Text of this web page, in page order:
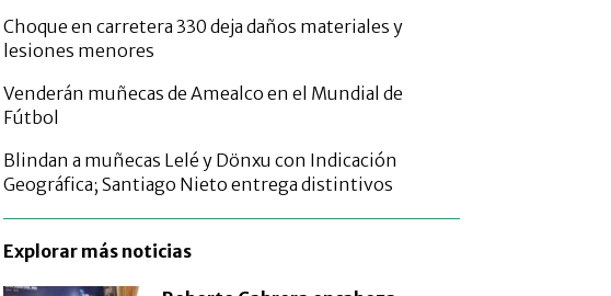
Choque en carretera 330 deja daños materiales y
lesiones menores
Venderán muñecas de Amealco en el Mundial de
Fútbol
Blindan a muñecas Lelé y Dönxu con Indicación
Geográfica; Santiago Nieto entrega distintivos
Explorar más noticias